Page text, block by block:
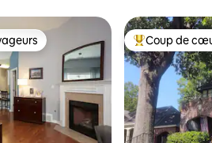
les plus appréciés Coups de
Coup de